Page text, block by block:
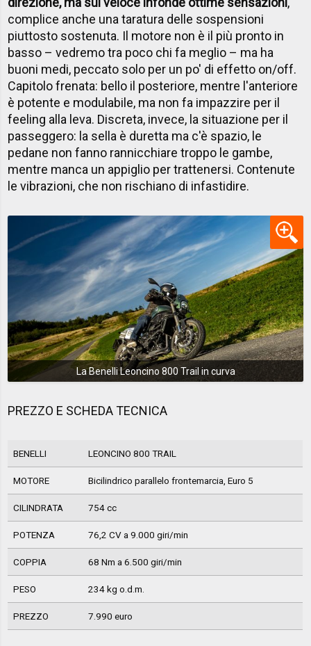
complice anche una taratura delle sospensioni
piuttosto sostenuta. Il motore non è il più pronto in
basso – vedremo tra poco chi fa meglio – ma ha
buoni medi, peccato solo per un po' di effetto on/off.
Capitolo frenata: bello il posteriore, mentre l'anteriore
è potente e modulabile, ma non fa impazzire per il
feeling alla leva. Discreta, invece, la situazione per il
passeggero: la sella è duretta ma c'è spazio, le
pedane non fanno rannicchiare troppo le gambe,
mentre manca un appiglio per trattenersi. Contenute
le vibrazioni, che non rischiano di infastidire.
La Benelli Leoncino 800 Trail in curva
PREZZO E SCHEDA TECNICA
BENELLI LEONCINO 800 TRAIL
MOTORE Bicilindrico parallelo frontemarcia, Euro 5
CILINDRATA 754 cc
POTENZA 76,2 CV a 9.000 giri/min
COPPIA 68 Nm a 6.500 giri/min
PESO 234 kg o.d.m.
PREZZO 7.990 euro